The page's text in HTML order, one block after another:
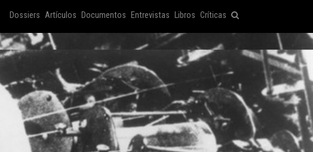
Dossiers Artículos Documentos Entrevistas Libros Críticas